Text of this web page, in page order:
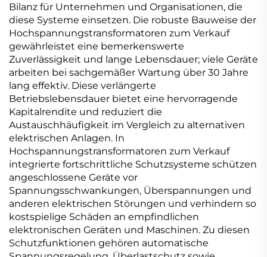
Bilanz für Unternehmen und Organisationen, die
diese Systeme einsetzen. Die robuste Bauweise der
Hochspannungstransformatoren zum Verkauf
gewährleistet eine bemerkenswerte
Zuverlässigkeit und lange Lebensdauer; viele Geräte
arbeiten bei sachgemäßer Wartung über 30 Jahre
lang effektiv. Diese verlängerte
Betriebslebensdauer bietet eine hervorragende
Kapitalrendite und reduziert die
Austauschhäufigkeit im Vergleich zu alternativen
elektrischen Anlagen. In
Hochspannungstransformatoren zum Verkauf
integrierte fortschrittliche Schutzsysteme schützen
angeschlossene Geräte vor
Spannungsschwankungen, Überspannungen und
anderen elektrischen Störungen und verhindern so
kostspielige Schäden an empfindlichen
elektronischen Geräten und Maschinen. Zu diesen
Schutzfunktionen gehören automatische